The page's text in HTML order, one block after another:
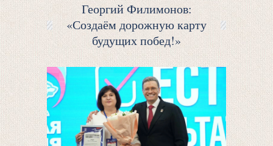
Георгий Филимонов:
«Создаём дорожную карту
будущих побед!»